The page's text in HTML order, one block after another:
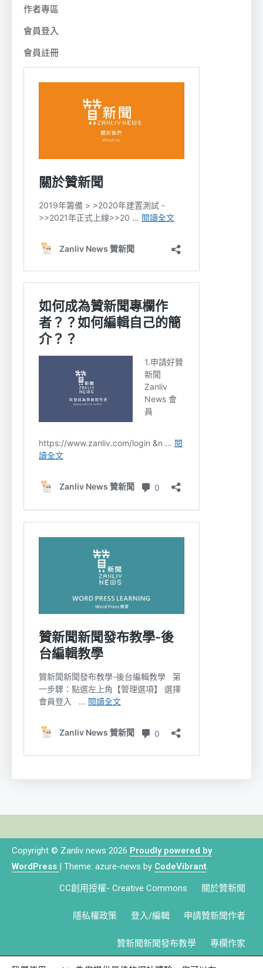
作者專區
會員登入
會員註冊
Copyright © Zanliv news 2026 Proudly powered by
WordPress | Theme: azure-news by CodeVibrant.
CC創用授權- Creative Commons 關於贊新聞
隱私權政策 登入/編輯 申請贊新聞作者
贊新聞新聞發布教學 專欄作家